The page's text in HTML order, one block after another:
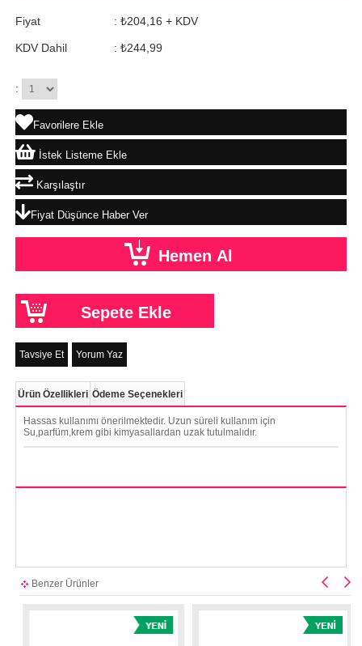
Fiyat : ₺204,16 + KDV
KDV Dahil : ₺244,99
:
Favorilere Ekle
İstek Listeme Ekle
Karşılaştır
Fiyat Düşünce Haber Ver
Tavsiye Et Yorum Yaz
Ürün Özellikleri Ödeme Seçenekleri
Hassas kullanımı önerilmektedir. Uzun süreli kullanım için
Su,parfüm,krem gibi kimyasallardan uzak tutulmalıdır.
Benzer Ürünler